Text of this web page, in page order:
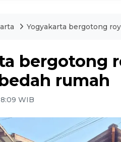
Yogyakarta bergotong
bergotong
rumah
WIB